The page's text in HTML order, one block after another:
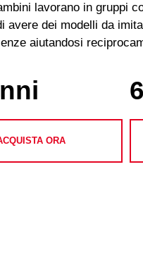
lavorano in gruppi
avere dei modelli da
aiutandosi
ORA